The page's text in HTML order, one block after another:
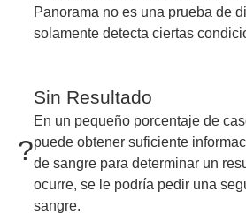
Panorama no es una prueba de
solamente detecta ciertas
?
Sin Resultado
En un pequeño porcentaje de
puede obtener suficiente
de sangre para determinar un
ocurre, se le podría pedir una
sangre.